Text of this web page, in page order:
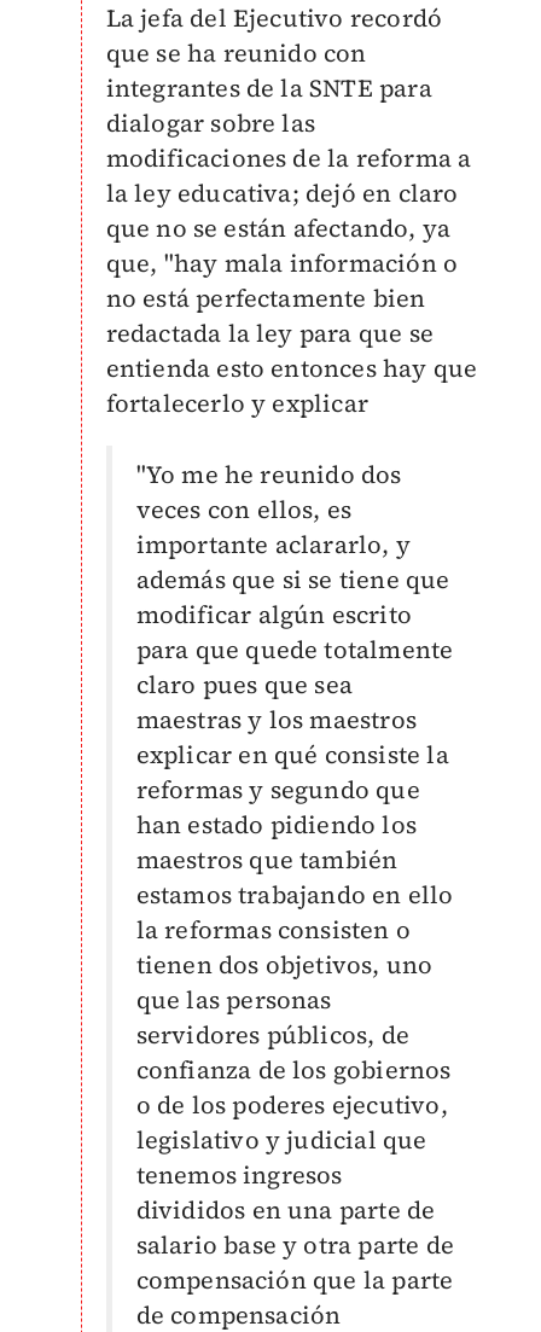
La jefa del Ejecutivo recordó
que se ha reunido con
integrantes de la SNTE para
dialogar sobre las
modificaciones de la reforma a
la ley educativa; dejó en claro
que no se están afectando, ya
que, "hay mala información o
no está perfectamente bien
redactada la ley para que se
entienda esto entonces hay que
fortalecerlo y explicar
"Yo me he reunido dos
veces con ellos, es
importante aclararlo, y
además que si se tiene que
modificar algún escrito
para que quede totalmente
claro pues que sea
maestras y los maestros
explicar en qué consiste la
reformas y segundo que
han estado pidiendo los
maestros que también
estamos trabajando en ello
la reformas consisten o
tienen dos objetivos, uno
que las personas
servidores públicos, de
confianza de los gobiernos
o de los poderes ejecutivo,
legislativo y judicial que
tenemos ingresos
divididos en una parte de
salario base y otra parte de
compensación que la parte
de compensación